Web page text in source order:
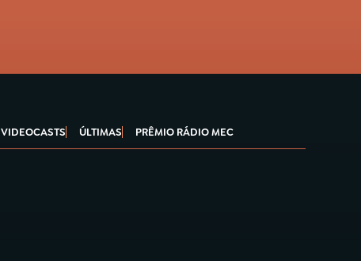
VIDEOCASTS ÚLTIMAS PRÊMIO RÁDIO MEC